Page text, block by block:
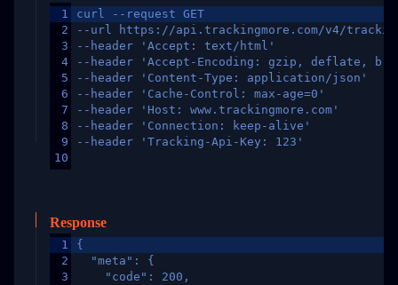
1
2
3
4
5
6
7
8
9
10
curl --request GET
--url https://api.trackingmore.com/v4/trackings/
--header 'Accept: text/html'
--header 'Accept-Encoding: gzip, deflate,
--header 'Content-Type: application/json'
--header 'Cache-Control: max-age=0'
--header 'Host: www.trackingmore.com'
--header 'Connection: keep-alive'
--header 'Tracking-Api-Key: 123'
Response
1
2
3
{
  "meta": {
    "code": 200,